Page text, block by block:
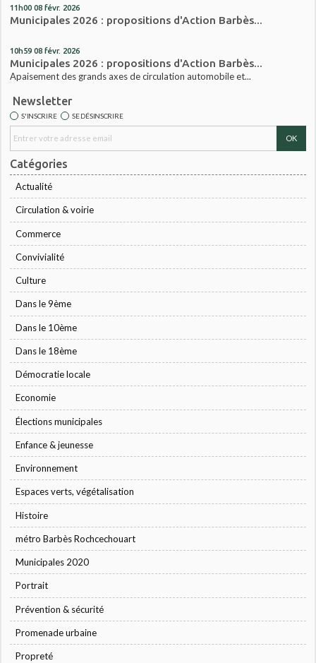
11h00 08 févr. 2026
Municipales 2026 : propositions d'Action Barbès...
10h59 08 févr. 2026
Municipales 2026 : propositions d'Action Barbès...
Apaisement des grands axes de circulation automobile et...
Newsletter
S'INSCRIRE SE DÉSINSCRIRE
Catégories
Actualité
Circulation & voirie
Commerce
Convivialité
Culture
Dans le 9ème
Dans le 10ème
Dans le 18ème
Démocratie locale
Economie
Élections municipales
Enfance & jeunesse
Environnement
Espaces verts, végétalisation
Histoire
métro Barbès Rochcechouart
Municipales 2020
Portrait
Prévention & sécurité
Promenade urbaine
Propreté